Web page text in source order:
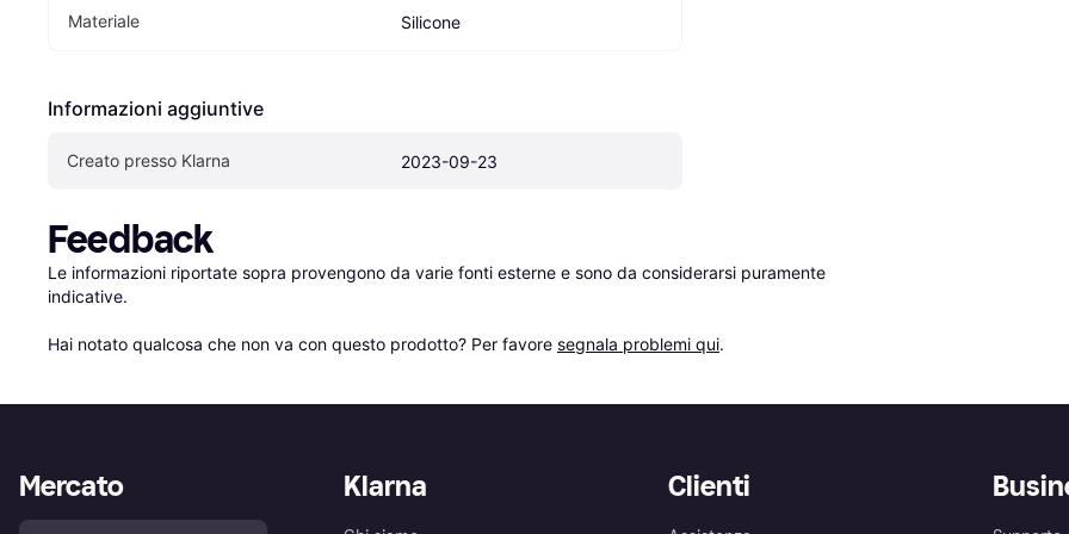
Materiale Silicone
Informazioni aggiuntive
Creato presso Klarna 2023-09-23
Feedback
Le informazioni riportate sopra provengono da varie fonti esterne e sono da considerarsi puramente
indicative.
Hai notato qualcosa che non va con questo prodotto? Per favore segnala problemi qui.
Klarna Clienti
Mercato